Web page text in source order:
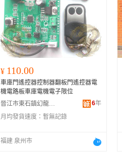
¥ 110.00
車庫門遙控器控制器翻板門遙控器電
機電路板車庫電機電子限位
晉江市東石鎮幻龍電子配件店
6年
月均發貨速度： 暫無記錄
福建 泉州市